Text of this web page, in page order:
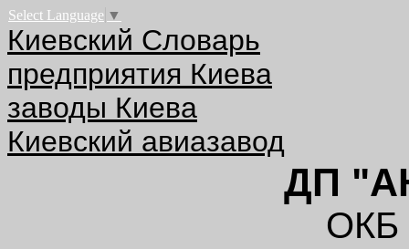
Select Language ▼
Киевский Словарь
предприятия Киева
заводы Киева
Киевский авиазавод
ДП
ОКБ